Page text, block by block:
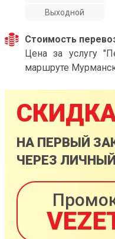
Выходной
Стоимость
Цена за услугу
маршруте
СКИДКА
НА ПЕРВЫЙ
ЧЕРЕЗ